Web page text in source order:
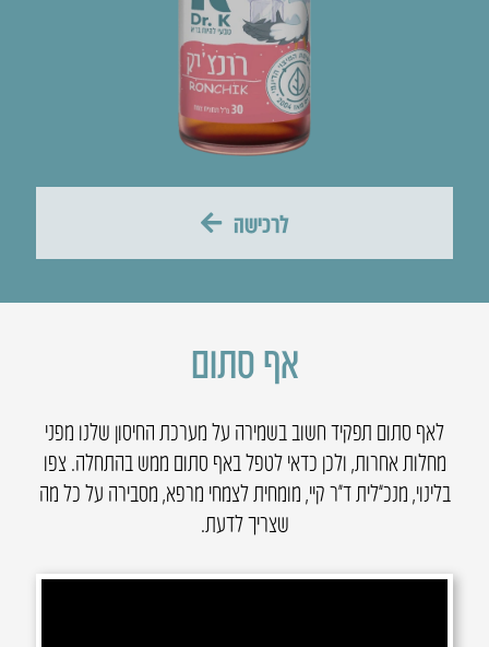
לרכישה
אף סתום
לאף סתום תפקיד חשוב בשמירה על מערכת החיסון שלנו מפני
מחלות אחרות, ולכן כדאי לטפל באף סתום ממש בהתחלה. צפו
בלינוי, מנכ”לית ד״ר קיי, מומחית לצמחי מרפא, מסבירה על כל מה
שצריך לדעת.